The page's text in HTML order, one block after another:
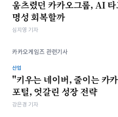
움츠렸던 카카오그룹, AI
명성 회복할까
심지영 기자
카카오게임즈 관련기사
산업
"키우는 네이버, 줄이는 카
포털, 엇갈린 성장 전략
강은경 기자